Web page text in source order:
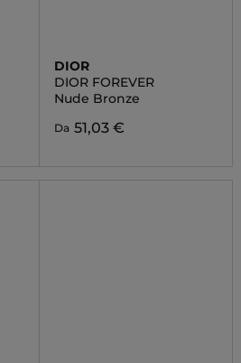
DIOR
DIOR FOREVER
Nude Bronze
Da 51,03 €